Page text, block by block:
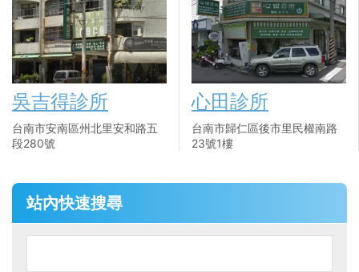
吳吉得診所
台南市安南區州北里安和路五
段280號
心田診所
台南市歸仁區後市里民權南路
23號1樓
站內快速搜尋